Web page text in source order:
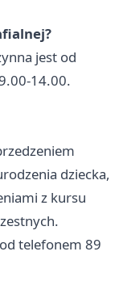
jest od
14.00.
dziecka,
z kursu
telefonem 89